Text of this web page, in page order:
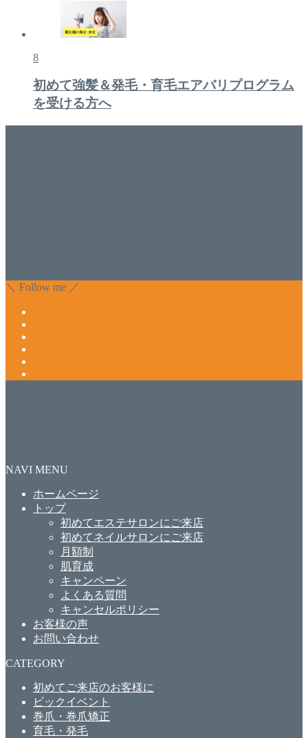
8
初めて強髪＆発毛・育毛エアバリプログラム
を受ける方へ
＼ Follow me ／
NAVI MENU
ホームページ
トップ
初めてエステサロンにご来店
初めてネイルサロンにご来店
月額制
肌育成
キャンペーン
よくある質問
キャンセルポリシー
お客様の声
お問い合わせ
CATEGORY
初めてご来店のお客様に
ビックイベント
巻爪・巻爪矯正
育毛・発毛